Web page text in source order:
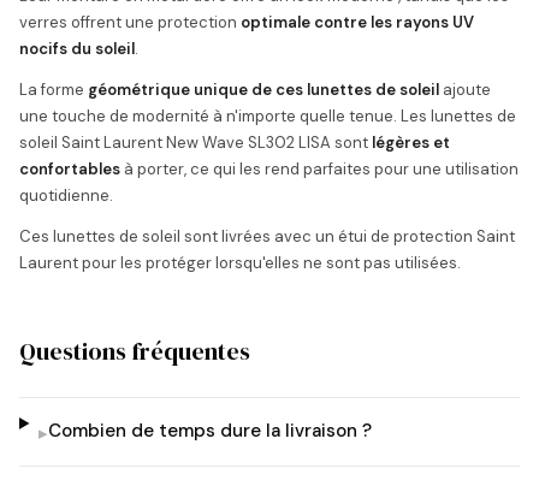
verres offrent une protection optimale contre les rayons UV
nocifs du soleil.
La forme géométrique unique de ces lunettes de soleil ajoute
une touche de modernité à n'importe quelle tenue. Les lunettes de
soleil Saint Laurent New Wave SL302 LISA sont légères et
confortables à porter, ce qui les rend parfaites pour une utilisation
quotidienne.
Ces lunettes de soleil sont livrées avec un étui de protection Saint
Laurent pour les protéger lorsqu'elles ne sont pas utilisées.
Questions fréquentes
▸Combien de temps dure la livraison ?